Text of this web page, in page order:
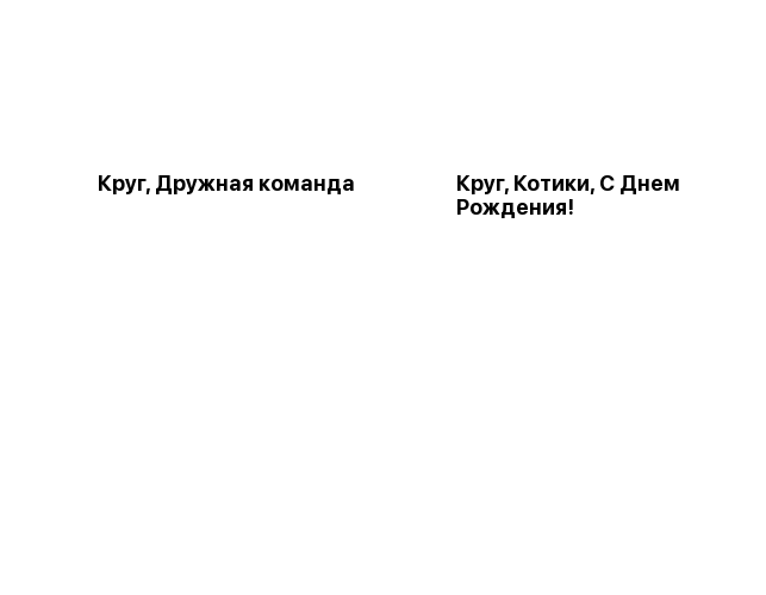
Круг, Дружная команда
Круг, Котики, С Днем
Рождения!